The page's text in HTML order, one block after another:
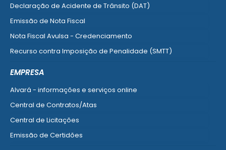
Declaração de Acidente de Trânsito (DAT)
Emissão de Nota Fiscal
Nota Fiscal Avulsa - Credenciamento
Recurso contra Imposição de Penalidade (SMTT)
EMPRESA
Alvará - informações e serviços online
Central de Contratos/Atas
Central de Licitações
Emissão de Certidões